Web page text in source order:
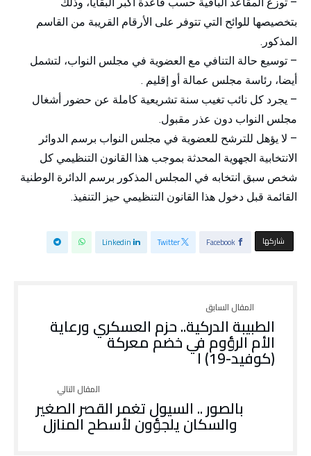
بتخصيصها للوائح التي تتوفر على الأرقام القريبة من القاسم
المذكور.
– توسيع حالة التنافي مع العضوية في مجلس النواب، لتشمل
أيضا، رئاسة مجلس عمالة أو إقليم .
– يجرد كل نائب تغيب سنة تشريعية كاملة عن حضور أشغال
مجلس النواب دون عذر مقبول.
– لا يؤهل للترشح للعضوية في مجلس النواب برسم الدوائر
الانتخابية الجهوية المحدثة بموجب هذا القانون التنظيمي كل
شخص سبق انتخابه في المجلس المذكور برسم الدائرة الوطنية
القائمة قبل دخول هذا القانون التنظيمي حيز التنفيذ.
‫‫ شاركها‬ Facebook
Twitter
Linkedin
الطبيبة الدركية.. حزم العسكري ورعاية
الأم الرؤوم في خضم معركة
(كوفيد-19) ا
بالصور .. السيول تغمر القصر الصغير
والسكان يلجؤون لأسطح المنازل